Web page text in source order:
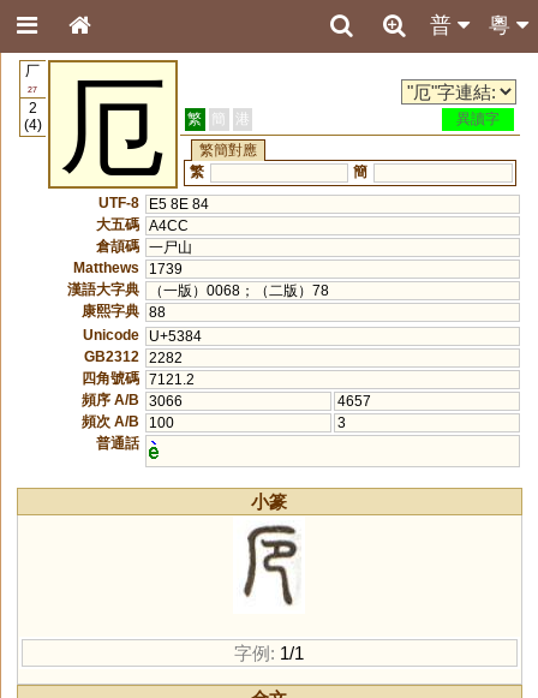
粵
普
厂
27
2
(4)
厄 繁 簡 港
異讀字
繁簡對應
繁
簡
UTF-8
E5 8E 84
大五碼 A4CC
倉頡碼 一尸山
Matthews
1739
漢語大字典
（一版）0068；（二版）78
康熙字典 88
Unicode
U+5384
GB2312
2282
四角號碼 7121.2
頻序 A/B
3066
4657
頻次 A/B
100
3
普通話
小篆
字例: 1/1